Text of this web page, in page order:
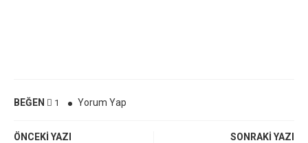
BEĞEN 1 Yorum Yap
ÖNCEKI YAZI
SONRAKI YAZI